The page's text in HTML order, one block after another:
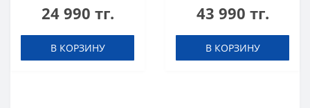
454 g
24 990 тг.
В КОРЗИНУ
43 990 тг.
В КОРЗИНУ